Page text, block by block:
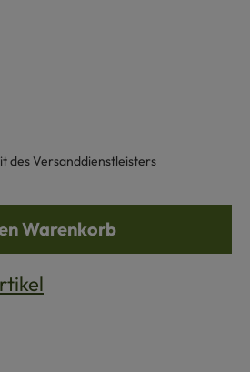
des Versanddienstleisters
Wert ein oder
Warenkorb